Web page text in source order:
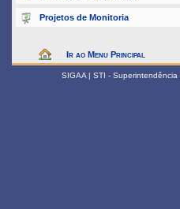
Projetos de Monitoria
Ir ao Menu Principal
SIGAA | STI -